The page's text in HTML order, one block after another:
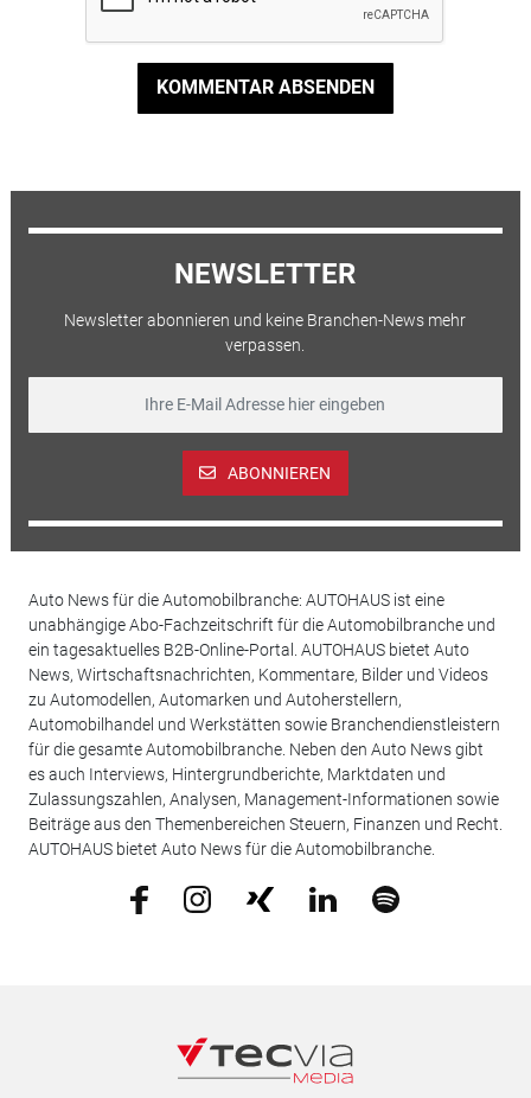
KOMMENTAR ABSENDEN
NEWSLETTER
Newsletter abonnieren und keine Branchen-News mehr
verpassen.
ABONNIEREN
Auto News für die Automobilbranche: AUTOHAUS ist eine
unabhängige Abo-Fachzeitschrift für die Automobilbranche und
ein tagesaktuelles B2B-Online-Portal. AUTOHAUS bietet Auto
News, Wirtschaftsnachrichten, Kommentare, Bilder und Videos
zu Automodellen, Automarken und Autoherstellern,
Automobilhandel und Werkstätten sowie Branchendienstleistern
für die gesamte Automobilbranche. Neben den Auto News gibt
es auch Interviews, Hintergrundberichte, Marktdaten und
Zulassungszahlen, Analysen, Management-Informationen sowie
Beiträge aus den Themenbereichen Steuern, Finanzen und Recht.
AUTOHAUS bietet Auto News für die Automobilbranche.